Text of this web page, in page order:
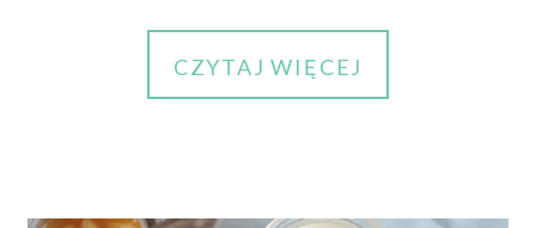
CZYTAJ WIĘCEJ